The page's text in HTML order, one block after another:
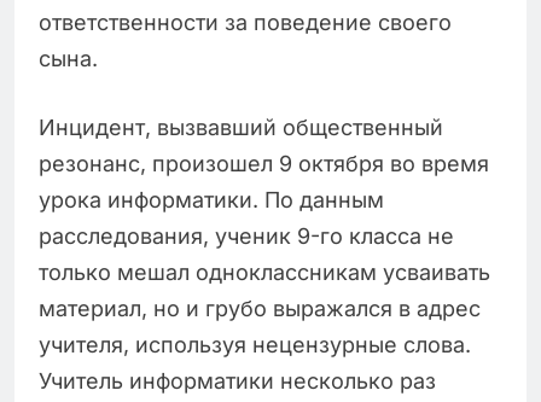
ответственности за поведение своего
сына.
Инцидент, вызвавший общественный
резонанс, произошел 9 октября во время
урока информатики. По данным
расследования, ученик 9-го класса не
только мешал одноклассникам усваивать
материал, но и грубо выражался в адрес
учителя, используя нецензурные слова.
Учитель информатики несколько раз